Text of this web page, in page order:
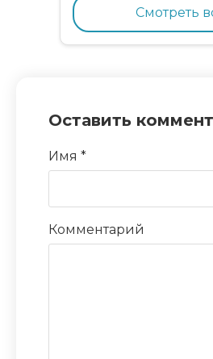
Смотреть
Оставить
Имя *
Комментарий